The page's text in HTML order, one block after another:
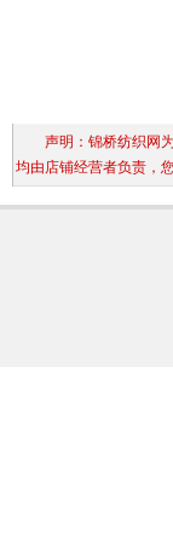
声明：锦桥纺织网为
均由店铺经营者负责，